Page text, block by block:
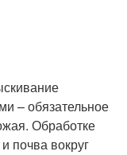
– обязательное
Обработке
почва вокруг